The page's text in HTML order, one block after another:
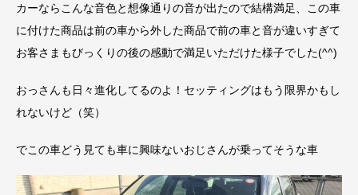
カーならこんな音色と想像通りの音が出たので結構満足、この車
に付けた商品は前の車から外した商品で前の車と音が違いすぎて
お客さまもびっくりの後の感動で満足いただけた様子でした(^^)
おっさんも日々進化してるのよ！セッティングはもう限界かもし
れないけど（笑）
でこの車どう見ても車に興味ないおじさんが乗ってそうな車